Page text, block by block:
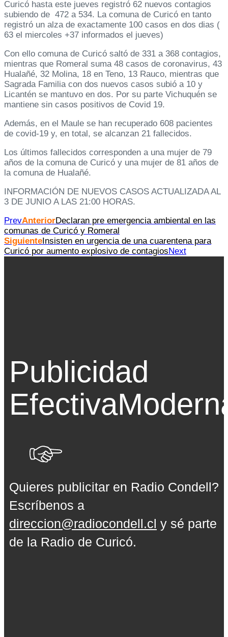
Curicó hasta este jueves registró 62 nuevos contagios
subiendo de 472 a 534. La comuna de Curicó en tanto
registró un alza de exactamente 100 casos en dos dias (
63 el miercoles +37 informados el jueves)
Con ello comuna de Curicó saltó de 331 a 368 contagios,
mientras que Romeral suma 48 casos de coronavirus, 43
Hualañé, 32 Molina, 18 en Teno, 13 Rauco, mientras que
Sagrada Familia con dos nuevos casos subió a 10 y
Licantén se mantuvo en dos. Por su parte Vichuquén se
mantiene sin casos positivos de Covid 19.
Además, en el Maule se han recuperado 608 pacientes
de covid-19 y, en total, se alcanzan 21 fallecidos.
Los últimos fallecidos corresponden a una mujer de 79
años de la comuna de Curicó y una mujer de 81 años de
la comuna de Hualañé.
INFORMACIÓN DE NUEVOS CASOS ACTUALIZADA AL
3 DE JUNIO A LAS 21:00 HORAS.
PrevAnteriorDeclaran pre emergencia ambiental en las
comunas de Curicó y Romeral
SiguienteInsisten en urgencia de una cuarentena para
Curicó por aumento explosivo de contagiosNext
Publicidad
Efectiva
Quieres publicitar en Radio Condell?
Escríbenos a
direccion@radiocondell.cl y sé parte
de la Radio de Curicó.